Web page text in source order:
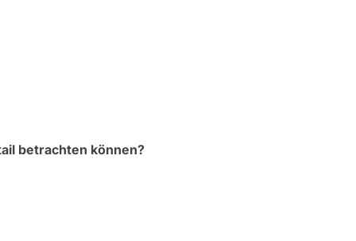
betrachten können?